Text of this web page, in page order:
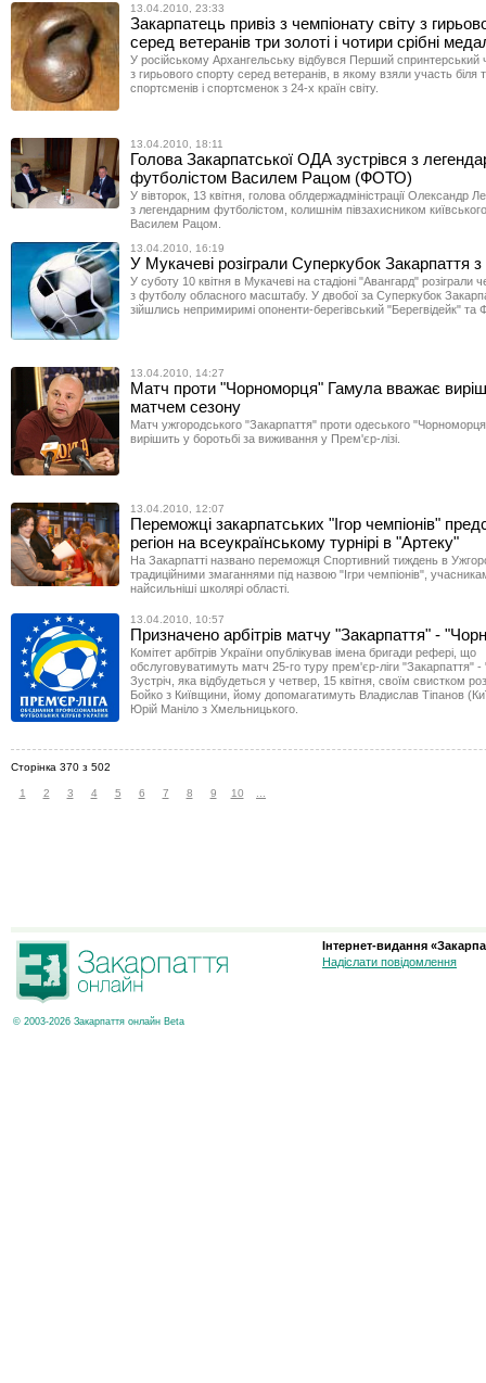
13.04.2010, 23:33
Закарпатець привіз з чемпіонату світу з
серед ветеранів три золоті і чотири срібні
У російському Архангельську відбувся Перший спринтерський
з гирьового спорту серед ветеранів, в якому взяли участь біля
спортсменів і спортсменок з 24-х країн світу.
13.04.2010, 18:11
Голова Закарпатської ОДА зустрівся з
футболістом Василем Рацом (ФОТО)
У вівторок, 13 квітня, голова облдержадміністрації Олександр
з легендарним футболістом, колишнім півзахисником
Василем Рацом.
13.04.2010, 16:19
У Мукачеві розіграли Суперкубок Закарпаття
У суботу 10 квітня в Мукачеві на стадіоні "Авангард" розіграли
з футболу обласного масштабу. У двобої за Суперкубок
зійшлись непримиримі опоненти-берегівський "Берегвідейк"
13.04.2010, 14:27
Матч проти "Чорноморця" Гамула вважає
матчем сезону
Матч ужгородського "Закарпаття" проти одеського
вирішить у боротьбі за виживання у Прем'єр-лізі.
13.04.2010, 12:07
Переможці закарпатських "Ігор чемпіонів"
регіон на всеукраїнському турнірі в "Артеку"
На Закарпатті названо переможця Спортивний тиждень в
традиційними змаганнями під назвою "Ігри чемпіонів",
найсильніші школярі області.
13.04.2010, 10:57
Призначено арбітрів матчу "Закарпаття" -
Комітет арбітрів України опублікував імена бригади рефері, що
обслуговуватимуть матч 25-го туру прем'єр-ліги "Закарпаття"
Зустріч, яка відбудеться у четвер, 15 квітня, своїм свистком
Бойко з Київщини, йому допомагатимуть Владислав Тіпанов
Юрій Маніло з Хмельницького.
Сторінка 370 з 502
1 2 3 4 5 6 7 8 9 10 ...
© 2003-2026 Закарпаття онлайн Beta
Інтернет-видання
Надіслати повідомлення